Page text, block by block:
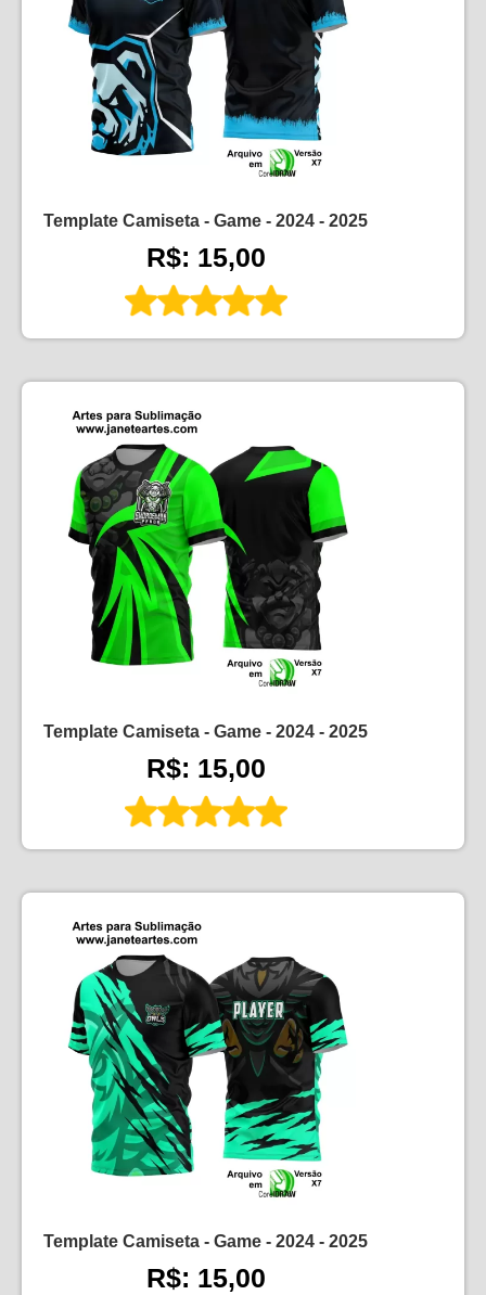
Template Camiseta - Game - 2024 - 2025
R$: 15,00
Template Camiseta - Game - 2024 - 2025
R$: 15,00
Template Camiseta - Game - 2024 - 2025
R$: 15,00